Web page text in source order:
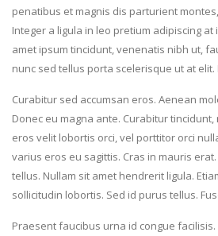
penatibus et magnis dis parturient
Integer a ligula in leo pretium adipiscing at
amet ipsum tincidunt, venenatis nibh ut,
nunc sed tellus porta scelerisque ut at elit.
Curabitur sed accumsan eros. Aenean
Donec eu magna ante. Curabitur
eros velit lobortis orci, vel porttitor orci
varius eros eu sagittis. Cras in mauris
tellus. Nullam sit amet hendrerit ligula.
sollicitudin lobortis. Sed id purus tellus.
Praesent faucibus urna id congue